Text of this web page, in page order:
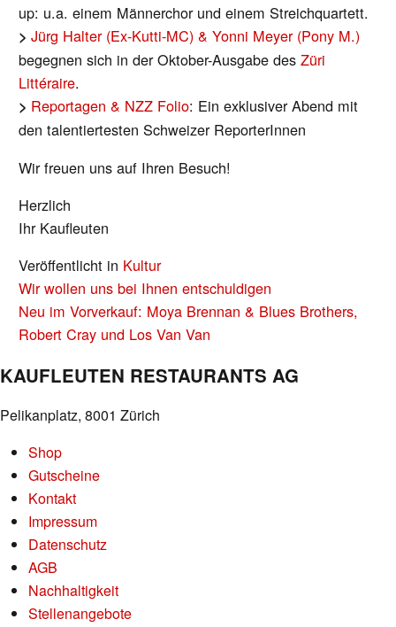
up: u.a. einem Männerchor und einem Streichquartett.
> Jürg Halter (Ex-Kutti-MC) & Yonni Meyer (Pony M.)
begegnen sich in der Oktober-Ausgabe desZüri
Littéraire.
> Reportagen & NZZ Folio: Ein exklusiver Abend mit
den talentiertesten Schweizer ReporterInnen
Wir freuen uns auf Ihren Besuch!
Herzlich
Ihr Kaufleuten
Veröffentlicht in Kultur
BEITRAGS-
NAVIGATION
Wir wollen uns bei Ihnen entschuldigen
Neu im Vorverkauf: Moya Brennan & Blues Brothers,
Robert Cray und Los Van Van
KAUFLEUTEN RESTAURANTS AG
Pelikanplatz, 8001 Zürich
Shop
Gutscheine
Kontakt
Impressum
Datenschutz
AGB
Nachhaltigkeit
Stellenangebote